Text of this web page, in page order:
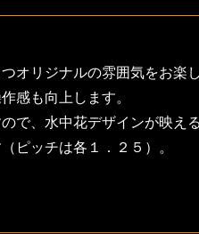
リジナルの雰囲気をお楽
感も向上します。
、水中花デザインが映え
ピッチは各１．２５）。